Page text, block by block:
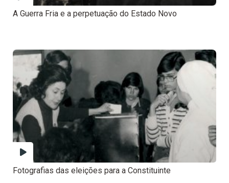
A Guerra Fria e a perpetuação do Estado Novo
Fotografias das eleições para a Constituinte